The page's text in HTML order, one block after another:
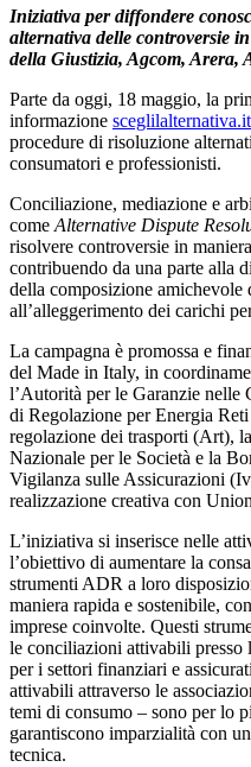
Iniziativa per diffondere
alternativa delle controversie
della Giustizia, Agcom, Arera,
Parte da oggi, 18 maggio, la
informazione sceglilalternativa.it
procedure di risoluzione
consumatori e professionisti.
Conciliazione, mediazione e
comeAlternative Dispute
risolvere controversie in
contribuendo da una parte alla
della composizione amichevole
all’alleggerimento dei carichi
La campagna è promossa e
del Made in Italy, in
l’Autorità per le Garanzie
di Regolazione per Energia
regolazione dei trasporti (Art),
Nazionale per le Società e la
Vigilanza sulle Assicurazioni
realizzazione creativa con
L’iniziativa si inserisce nelle
l’obiettivo di aumentare la
strumenti ADR a loro
maniera rapida e sostenibile,
imprese coinvolte. Questi
le conciliazioni attivabili
per i settori finanziari e
attivabili attraverso le
temi di consumo – sono per lo
garantiscono imparzialità con
tecnica.